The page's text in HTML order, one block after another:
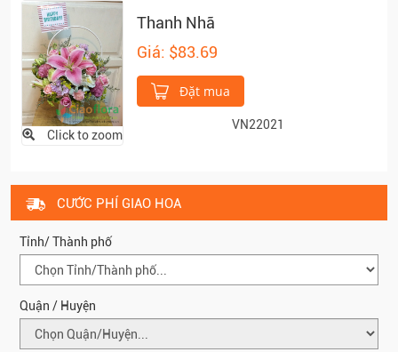
Click to zoom
Thanh Nhã
Giá: $83.69
Đặt mua
VN22021
CƯỚC PHÍ GIAO HOA
Tỉnh/ Thành phố
Quận / Huyện